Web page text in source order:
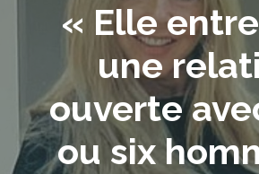
« Elle
une
ouverte
ou six